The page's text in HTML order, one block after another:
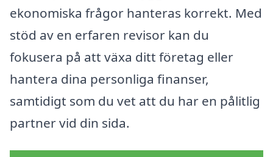
ekonomiska frågor hanteras korrekt. Med
stöd av en erfaren revisor kan du
fokusera på att växa ditt företag eller
hantera dina personliga finanser,
samtidigt som du vet att du har en pålitlig
partner vid din sida.